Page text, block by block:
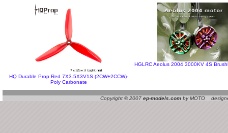
HQ Durable Prop Red 7X3.5X3V1S (2CW+2CCW)-
Poly Carbonate
HGLRC Aeolus 2004 3000KV 4S
Copyright © 2007 ep-models.com by MOTO